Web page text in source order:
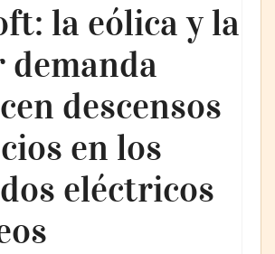
la eólica y la
demanda
descensos
en los
eléctricos